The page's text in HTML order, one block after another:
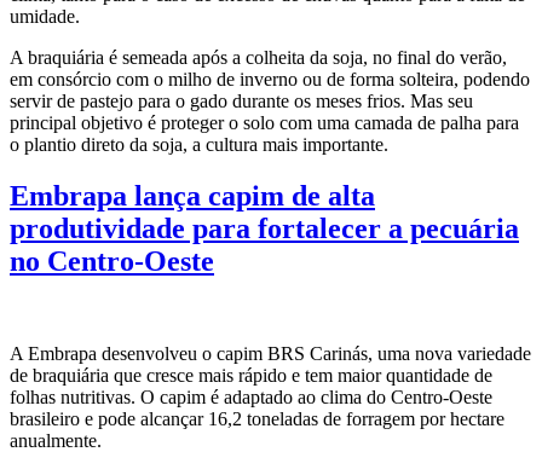
umidade.
A braquiária é semeada após a colheita da soja, no final do verão,
em consórcio com o milho de inverno ou de forma solteira, podendo
servir de pastejo para o gado durante os meses frios. Mas seu
principal objetivo é proteger o solo com uma camada de palha para
o plantio direto da soja, a cultura mais importante.
Embrapa lança capim de alta
produtividade para fortalecer a pecuária
no Centro-Oeste
A Embrapa desenvolveu o capim BRS Carinás, uma nova variedade
de braquiária que cresce mais rápido e tem maior quantidade de
folhas nutritivas. O capim é adaptado ao clima do Centro-Oeste
brasileiro e pode alcançar 16,2 toneladas de forragem por hectare
anualmente.